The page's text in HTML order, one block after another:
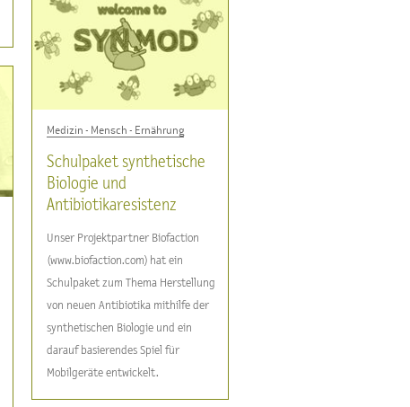
Medizin - Mensch - Ernährung
Schulpaket synthetische
Biologie und
Antibiotikaresistenz
Unser Projektpartner Biofaction
(www.biofaction.com) hat ein
Schulpaket zum Thema Herstellung
von neuen Antibiotika mithilfe der
synthetischen Biologie und ein
darauf basierendes Spiel für
Mobilgeräte entwickelt.